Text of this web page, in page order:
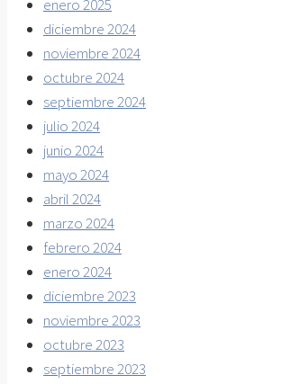
enero 2025
diciembre 2024
noviembre 2024
octubre 2024
septiembre 2024
julio 2024
junio 2024
mayo 2024
abril 2024
marzo 2024
febrero 2024
enero 2024
diciembre 2023
noviembre 2023
octubre 2023
septiembre 2023